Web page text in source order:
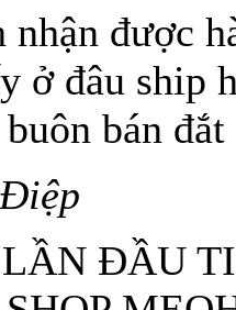
nhận được
ở đâu ship
bán
ĐẦU